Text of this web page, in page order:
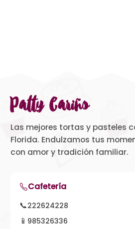
Patty Cariño
Las mejores tortas y pasteles
Florida. Endulzamos tus
con amor y tradición familiar.
Cafetería
📞222624228
📱 985326336